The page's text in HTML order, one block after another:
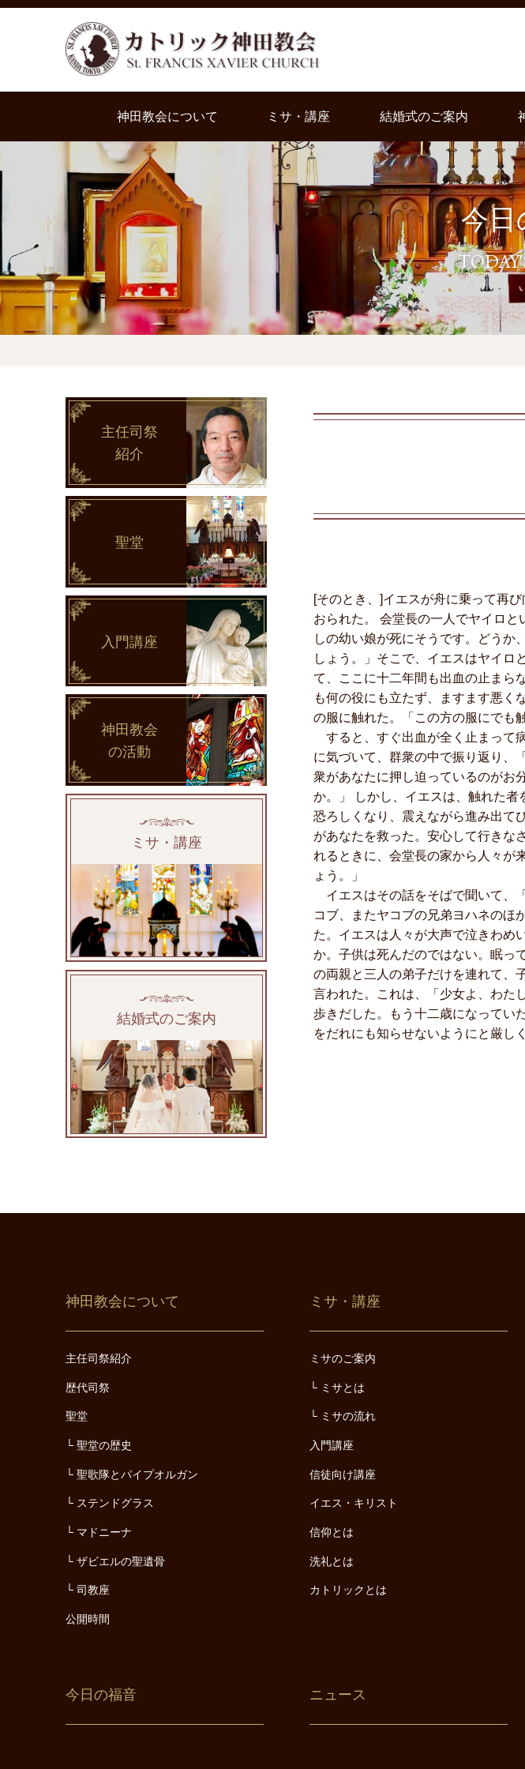
神田教会について ミサ・講座 結婚式のご案内
今日
[そのとき、]イエスが舟に乗って再
おられた。 会堂長の一人でヤイロ
しの幼い娘が死にそうです。どうか
しょう。」そこで、イエスはヤイロ
て、ここに十二年間も出血の止まら
も何の役にも立たず、ますます悪く
の服に触れた。「この方の服にでも
すると、すぐ出血が全く止まって
に気づいて、群衆の中で振り返り、
衆があなたに押し迫っているのがお
か。」 しかし、イエスは、触れた
恐ろしくなり、震えながら進み出て
があなたを救った。安心して行きな
れるときに、会堂長の家から人々が
ょう。」
イエスはその話をそばで聞いて、
コブ、またヤコブの兄弟ヨハネのほ
た。イエスは人々が大声で泣きわめ
か。子供は死んだのではない。眠っ
の両親と三人の弟子だけを連れて、
言われた。これは、「少女よ、わた
歩きだした。もう十二歳になってい
をだれにも知らせないようにと厳し
主任司祭
紹介
聖堂
入門講座
神田教会
の活動
ミサ・講座
結婚式のご案内
神田教会について
主任司祭紹介
歴代司祭
聖堂
聖堂の歴史
聖歌隊とパイプオルガン
ステンドグラス
マドニーナ
ザビエルの聖遺骨
司教座
公開時間
ミサ・講座
ミサのご案内
ミサとは
ミサの流れ
入門講座
信徒向け講座
イエス・キリスト
信仰とは
洗礼とは
カトリックとは
今日の福音 ニュース